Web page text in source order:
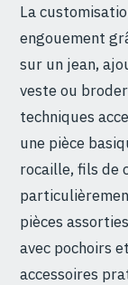
La
engouement
sur un jean,
veste ou
techniques
une pièce
rocaille, fils de
pièces
avec pochoirs
accessoires